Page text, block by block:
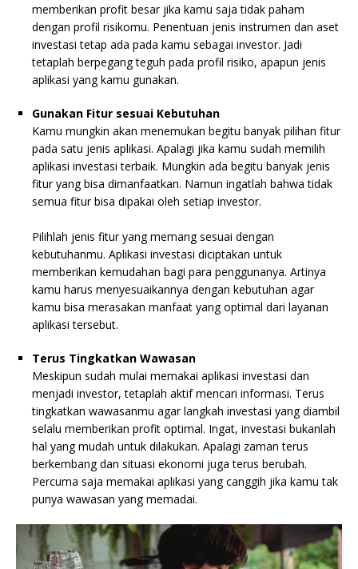
memberikan profit besar jika kamu saja tidak paham
dengan profil risikomu. Penentuan jenis instrumen dan aset
investasi tetap ada pada kamu sebagai investor. Jadi
tetaplah berpegang teguh pada profil risiko, apapun jenis
aplikasi yang kamu gunakan.
Gunakan Fitur sesuai Kebutuhan
Kamu mungkin akan menemukan begitu banyak pilihan fitur
pada satu jenis aplikasi. Apalagi jika kamu sudah memilih
aplikasi investasi terbaik. Mungkin ada begitu banyak jenis
fitur yang bisa dimanfaatkan. Namun ingatlah bahwa tidak
semua fitur bisa dipakai oleh setiap investor.
Pilihlah jenis fitur yang memang sesuai dengan
kebutuhanmu. Aplikasi investasi diciptakan untuk
memberikan kemudahan bagi para penggunanya. Artinya
kamu harus menyesuaikannya dengan kebutuhan agar
kamu bisa merasakan manfaat yang optimal dari layanan
aplikasi tersebut.
Terus Tingkatkan Wawasan
Meskipun sudah mulai memakai aplikasi investasi dan
menjadi investor, tetaplah aktif mencari informasi. Terus
tingkatkan wawasanmu agar langkah investasi yang diambil
selalu memberikan profit optimal. Ingat, investasi bukanlah
hal yang mudah untuk dilakukan. Apalagi zaman terus
berkembang dan situasi ekonomi juga terus berubah.
Percuma saja memakai aplikasi yang canggih jika kamu tak
punya wawasan yang memadai.